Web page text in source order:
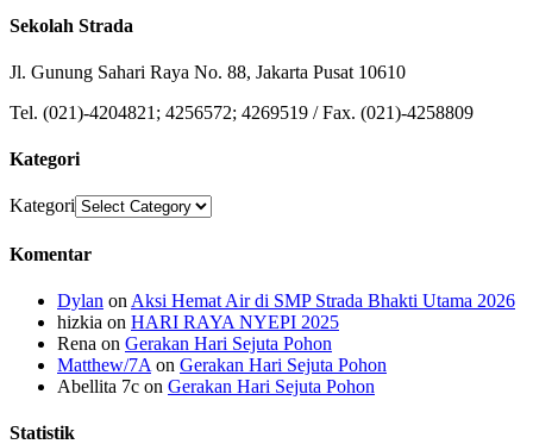
Sekolah Strada
Jl. Gunung Sahari Raya No. 88, Jakarta Pusat 10610
Tel. (021)-4204821; 4256572; 4269519 / Fax. (021)-4258809
Kategori
Kategori
Komentar
Dylan on Aksi Hemat Air di SMP Strada Bhakti Utama 2026
hizkia on HARI RAYA NYEPI 2025
Rena on Gerakan Hari Sejuta Pohon
Matthew/7A on Gerakan Hari Sejuta Pohon
Abellita 7c on Gerakan Hari Sejuta Pohon
Statistik